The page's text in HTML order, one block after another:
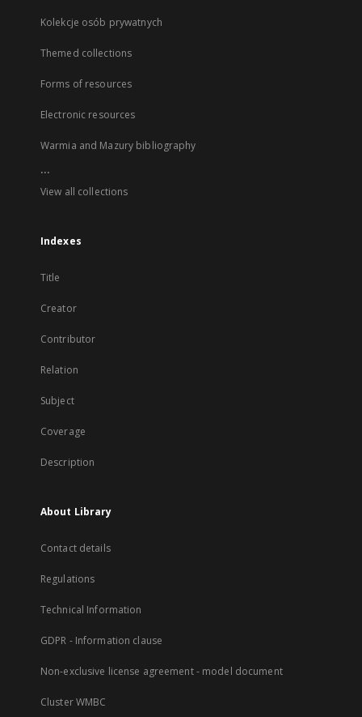
Kolekcje osób prywatnych
Themed collections
Forms of resources
Electronic resources
Warmia and Mazury bibliography
...
View all collections
Indexes
Title
Creator
Contributor
Relation
Subject
Coverage
Description
About Library
Contact details
Regulations
Technical Information
GDPR - Information clause
Non-exclusive license agreement - model document
Cluster WMBC